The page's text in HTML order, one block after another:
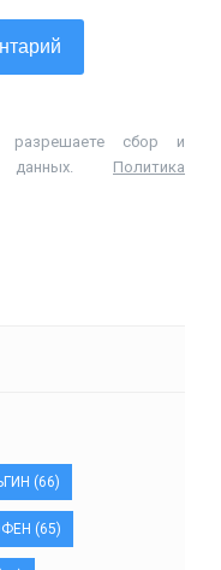
разрешаете сбор и
данных. Политика
(66)
(65)